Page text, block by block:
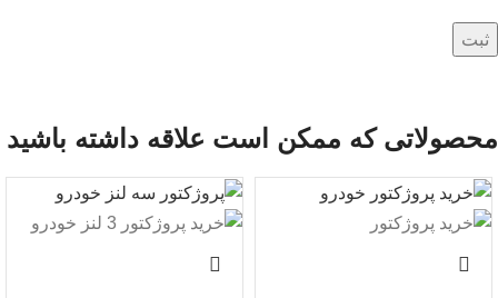
محصولاتی که ممکن است علاقه داشته باشید